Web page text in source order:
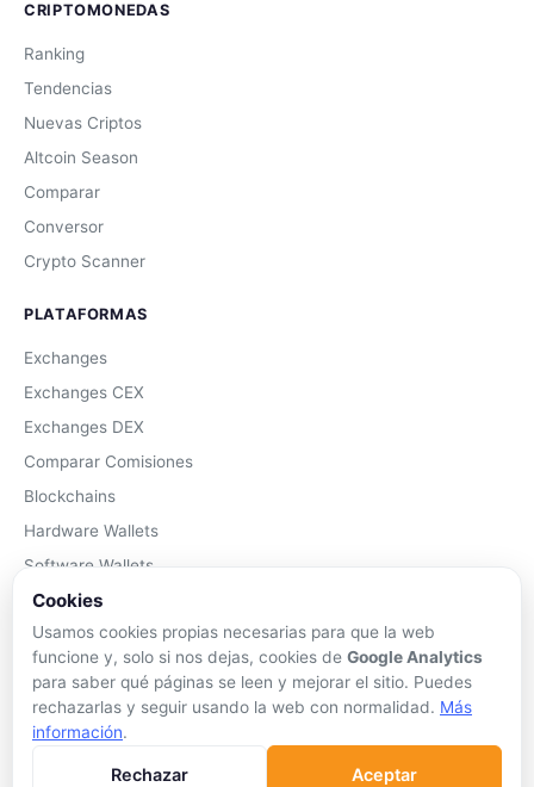
CRIPTOMONEDAS
Ranking
Tendencias
Nuevas Criptos
Altcoin Season
Comparar
Conversor
Crypto Scanner
PLATAFORMAS
Exchanges
Exchanges CEX
Exchanges DEX
Comparar Comisiones
Blockchains
Hardware Wallets
Software Wallets
Mejor Wallet
Gastar Criptomonedas
APRENDER
Qué son las Criptos
Cómo Comprar
Cookies
Usamos cookies propias necesarias para que la web
funcione y, solo si nos dejas, cookies de Google Analytics
para saber qué páginas se leen y mejorar el sitio. Puedes
rechazarlas y seguir usando la web con normalidad. Más
información.
Rechazar Aceptar